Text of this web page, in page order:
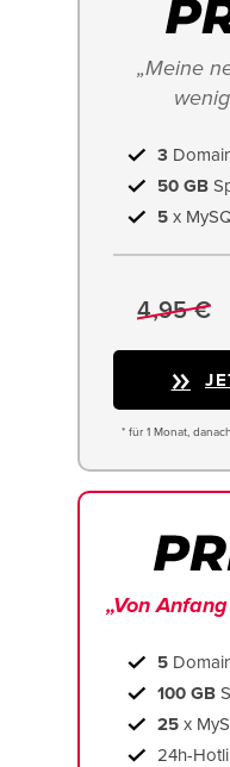
„Meine
3
50 GB
5 x
4,95 €
* für 1 Monat,
„Von
5
100 GB
25 x
24h-